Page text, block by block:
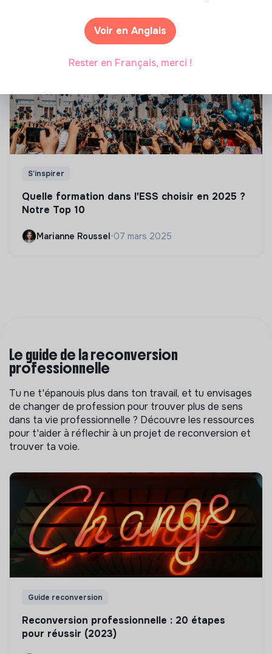
S'inspirer
Quelle formation dans l'ESS choisir en 2025 ?
Notre Top 10
Marianne Roussel•07 mars 2025
Le guide de la reconversion
professionnelle
Tu ne t'épanouis plus dans ton travail, et tu envisages
de changer de profession pour trouver plus de sens
dans ta vie professionnelle ? Découvre les ressources
pour t'aider à réflechir à un projet de reconversion et
trouver ta voie.
Guide reconversion
Reconversion professionnelle : 20 étapes
pour réussir (2023)
Voir en Anglais
Rester en Français, merci !